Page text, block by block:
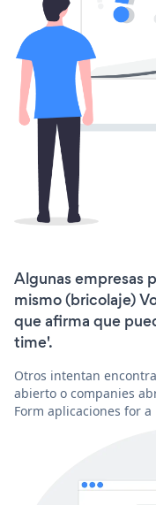
Algunas empresas
mismo (bricolaje)
que afirma que
time'.
Otros intentan
abierto o companies
Form aplicaciones for